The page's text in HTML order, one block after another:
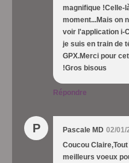
magnifique !Celle-
moment...Mais on
voir l'application i-
je suis en train de
GPX.Merci pour
!Gros bisous
Répondre
P Pascale MD 02/01/
Coucou
meilleurs voeux